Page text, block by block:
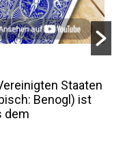
Spicy ist ein Bluff-
Karten werden
man bei der